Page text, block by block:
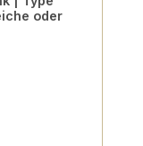
oder